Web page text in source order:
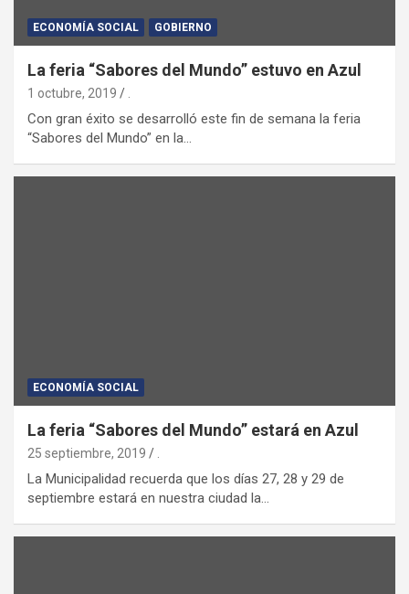
ECONOMÍA SOCIAL GOBIERNO
La feria “Sabores del Mundo” estuvo en Azul
1 octubre, 2019 .
Con gran éxito se desarrolló este fin de semana la feria
“Sabores del Mundo” en la…
ECONOMÍA SOCIAL
La feria “Sabores del Mundo” estará en Azul
25 septiembre, 2019
La Municipalidad recuerda que los días 27, 28 y 29 de
septiembre estará en nuestra ciudad la…